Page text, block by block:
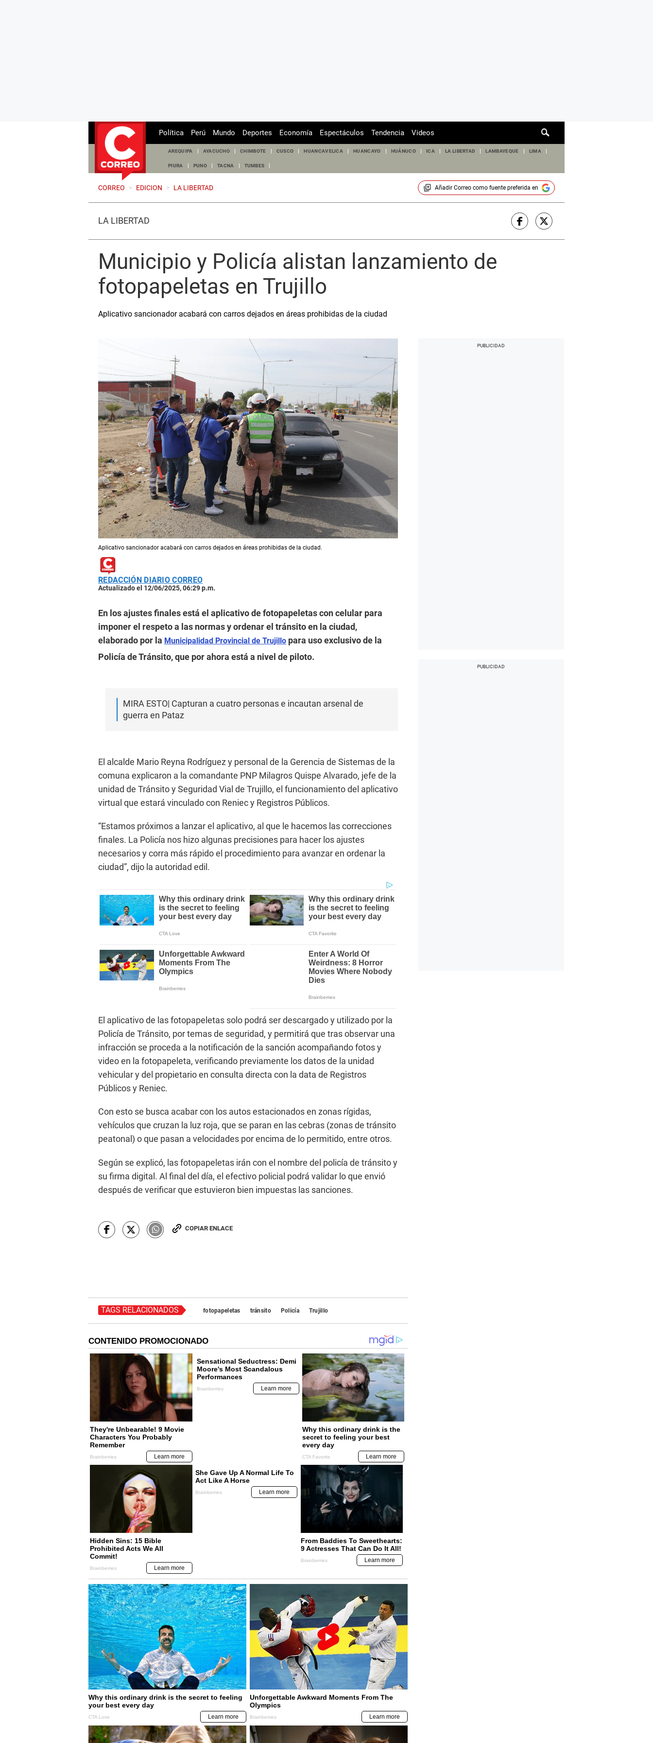
de
Política Perú Mundo Deportes Economía Espectáculos Tendencia Videos
AREQUIPA AYACUCHO CHIMBOTE CUSCO HUANCAVELICA HUANCAYO HUÁNUCO ICA LA LIBERTAD LAMBAYEQUE LIMA
PIURA PUNO TACNA TUMBES
CORREO > EDICION > LA LIBERTAD Añadir Correocomo fuente preferida en
LA LIBERTAD
Municipio y Policía alistan lanzamiento de
fotopapeletas en Trujillo
Aplicativo sancionador acabará con carros dejados en áreas prohibidas de la ciudad
Aplicativo sancionador acabará con carros dejados en áreas prohibidas de la ciudad.
REDACCIÓN DIARIO CORREO
Actualizado el 12/06/2025, 06:29 p.m.
En los ajustes finales está el aplicativo de fotopapeletas con celular para
imponer el respeto a las normas y ordenar el tránsito en la ciudad,
elaborado por la Municipalidad Provincial de Trujillo para uso exclusivo de la
Policía de Tránsito, que por ahora está a nivel de piloto.
MIRA ESTO| Capturan a cuatro personas e incautan arsenal de
guerra en Pataz
El alcalde Mario Reyna Rodríguez y personal de la Gerencia de Sistemas de la
comuna explicaron a la comandante PNP Milagros Quispe Alvarado, jefe de la
unidad de Tránsito y Seguridad Vial de Trujillo, el funcionamiento del aplicativo
virtual que estará vinculado con Reniec y Registros Públicos.
“Estamos próximos a lanzar el aplicativo, al que le hacemos las correcciones
finales. La Policía nos hizo algunas precisiones para hacer los ajustes
necesarios y corra más rápido el procedimiento para avanzar en ordenar la
ciudad”, dijo la autoridad edil.
El aplicativo de las fotopapeletas solo podrá ser descargado y utilizado por la
Policía de Tránsito, por temas de seguridad, y permitirá que tras observar una
infracción se proceda a la notificación de la sanción acompañando fotos y
video en la fotopapeleta, verificando previamente los datos de la unidad
vehicular y del propietario en consulta directa con la data de Registros
Públicos y Reniec.
Con esto se busca acabar con los autos estacionados en zonas rígidas,
vehículos que cruzan la luz roja, que se paran en las cebras (zonas de tránsito
peatonal) o que pasan a velocidades por encima de lo permitido, entre otros.
Según se explicó, las fotopapeletas irán con el nombre del policía de tránsito y
su firma digital. Al final del día, el efectivo policial podrá validar lo que envió
después de verificar que estuvieron bien impuestas las sanciones.
COPIAR ENLACE
TAGS RELACIONADOS fotopapeletas tránsito Policía Trujillo